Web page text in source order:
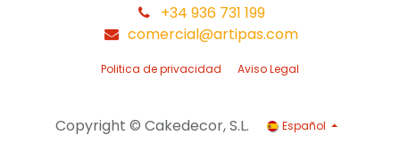
+34 936 731 199
comercial@artipas.com
Politica de privacidad Aviso Legal
Copyright © Cakedecor, S.L. Español